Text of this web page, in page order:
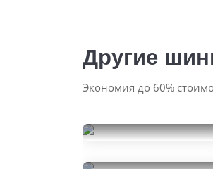
Другие
Экономия до 60%